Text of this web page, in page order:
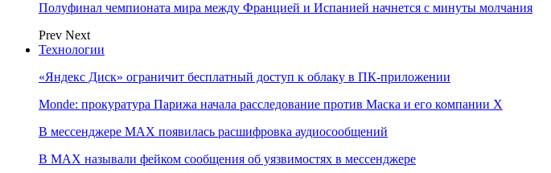
Полуфинал чемпионата мира между Францией и Испанией начнется с минуты молчания
Prev Next
Технологии
«Яндекс Диск» ограничит бесплатный доступ к облаку в ПК-приложении
Monde: прокуратура Парижа начала расследование против Маска и его компании X
В мессенджере MAX появилась расшифровка аудиосообщений
В МAX называли фейком сообщения об уязвимостях в мессенджере